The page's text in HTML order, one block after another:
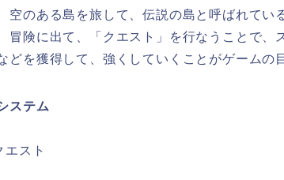
空のある島を旅して、伝説の島と呼ばれてい
冒険に出て、「クエスト」を行なうことで、
どを獲得して、強くしていくことがゲームの
ステム
エスト